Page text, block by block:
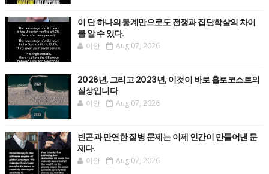
이 단 하나의 통계만으로도 전쟁과 집단학살의 차이
를 알 수 있다.
이안 Aug 07, 2026
2026년, 그리고 2023년, 이것이 바로 홀로코스트의
실상입니다
이안 Aug 07, 2026
빈곤과 만연한 질병 문제는 이제 인간이 만들어낸 문
제다.
이안 Aug 07, 2026